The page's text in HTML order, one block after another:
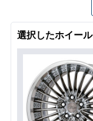
選択したホイール